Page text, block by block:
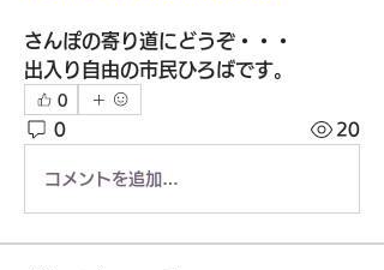
さんぽの寄り道にどうぞ・・・
出入り自由の市民ひろばです。
0
0 20
コメントを追加…